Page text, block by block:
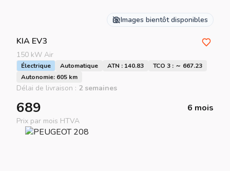
Images bientôt disponibles
KIA EV3
150 kW Air
Électrique Automatique ATN : 140.83
TCO 3 : ～ 667.23
Autonomie: 605 km
Délai de livraison : 2 semaines
689 6 mois
Prix par mois HTVA